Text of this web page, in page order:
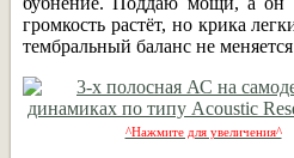
громкость растёт, но крика
тембральный баланс не
^Нажмите для увеличения^